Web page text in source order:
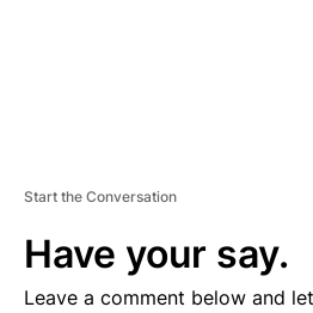
Start the Conversation
Have your say.
Leave a comment below and